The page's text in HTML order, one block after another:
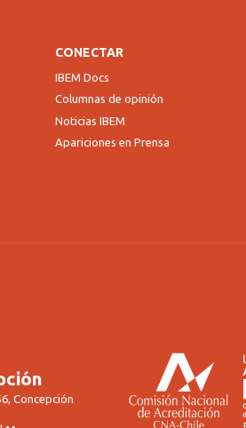
CONECTAR
IBEM Docs
Columnas de opinión
Noticias IBEM
Apariciones en Prensa
Concepción